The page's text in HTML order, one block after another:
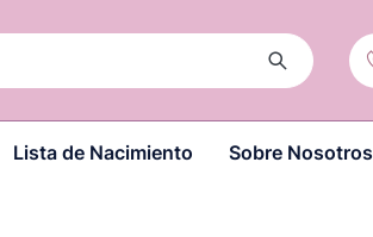
Lista de Nacimiento Sobre Nosotros